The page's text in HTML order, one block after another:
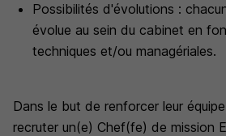
Possibilités d'évolutions :
évolue au sein du cabinet en
techniques et/ou managériales.
Dans le but de renforcer leur
recruter un(e) Chef(fe) de mission